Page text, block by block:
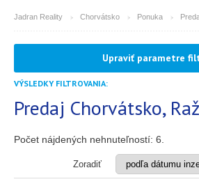
Jadran Reality Chorvátsko Ponuka
MESTO
(môžete vybrať viacej položiek)
Apartmán
Dom
Dom s apartmánmi
Investičný projekt
Upraviť parametre
VÝSLEDKY FILTROVANIA:
Predaj Chorvátsko,
Počet nájdených nehnuteľností: 6
Zoradiť